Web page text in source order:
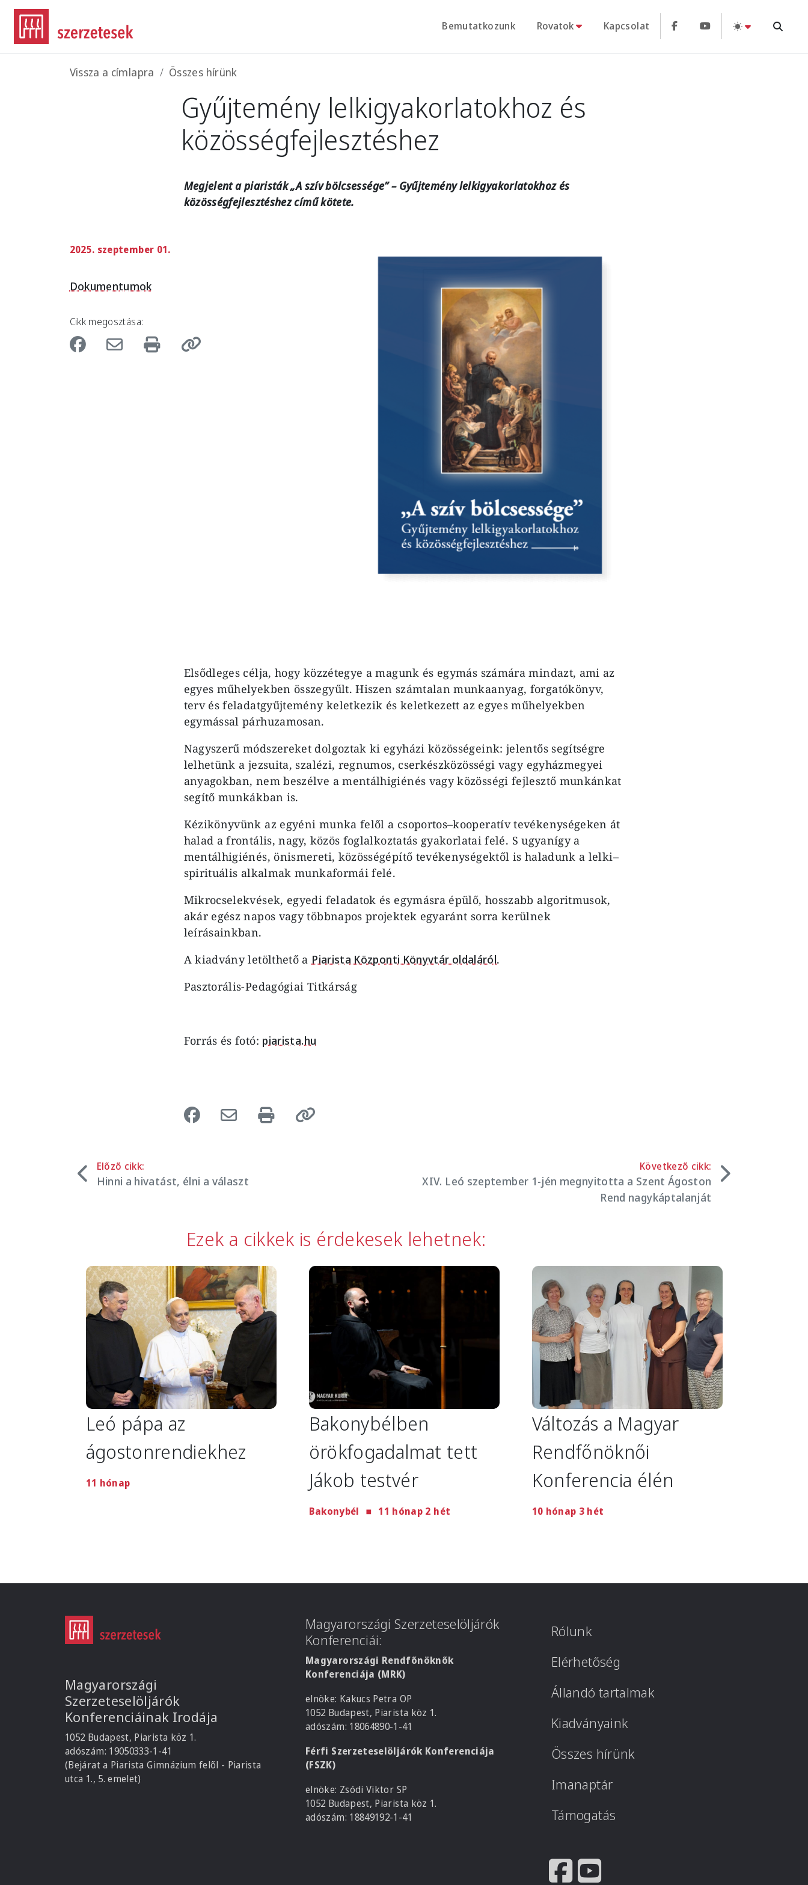
Ugrás a tartalomra
Bemutatkozunk Rovatok Kapcsolat
Morzsa
Vissza a címlapra Összes hírünk
Gyűjtemény lelkigyakorlatokhoz és
közösségfejlesztéshez
Megjelent a piaristák „A szív bölcsessége” – Gyűjtemény lelkigyakorlatokhoz és
közösségfejlesztéshez című kötete.
2025. szeptember 01.
Dokumentumok
Cikk megosztása:
Elsődleges célja, hogy közzétegye a magunk és egymás számára mindazt, ami az
egyes műhelyekben összegyűlt. Hiszen számtalan munkaanyag, forgatókönyv,
terv és feladatgyűjtemény keletkezik és keletkezett az egyes műhelyekben
egymással párhuzamosan.
Nagyszerű módszereket dolgoztak ki egyházi közösségeink: jelentős segítségre
lelhetünk a jezsuita, szalézi, regnumos, cserkészközösségi vagy egyházmegyei
anyagokban, nem beszélve a mentálhigiénés vagy közösségi fejlesztő munkánkat
segítő munkákban is.
Kézikönyvünk az egyéni munka felől a csoportos–kooperatív tevékenységeken át
halad a frontális, nagy, közös foglalkoztatás gyakorlatai felé. S ugyanígy a
mentálhigiénés, önismereti, közösségépítő tevékenységektől is haladunk a lelki–
spirituális alkalmak munkaformái felé.
Mikrocselekvések, egyedi feladatok és egymásra épülő, hosszabb algoritmusok,
akár egész napos vagy többnapos projektek egyaránt sorra kerülnek
leírásainkban.
A kiadvány letölthető a Piarista Központi Könyvtár oldaláról.
Pasztorális-Pedagógiai Titkárság
Forrás és fotó: piarista.hu
Előző cikk:
Hinni a hivatást, élni a választ
Következő cikk:
XIV. Leó szeptember 1-jén megnyitotta a Szent Ágoston
Rend nagykáptalanját
Ezek a cikkek is érdekesek lehetnek:
Image
Leó pápa az
ágostonrendiekhez
11 hónap
Image
Bakonybélben
örökfogadalmat tett
Jákob testvér
Bakonybél 11 hónap 2 hét
Image
Változás a Magyar
Rendfőnöknői
Konferencia élén
10 hónap 3 hét
Magyarországi
Szerzeteselöljárók
Konferenciáinak Irodája
1052 Budapest, Piarista köz 1.
adószám: 19050333-1-41
(Bejárat a Piarista Gimnázium felől - Piarista
utca 1., 5. emelet)
Magyarországi Szerzeteselöljárók
Konferenciái:
Magyarországi Rendfőnöknők
Konferenciája (MRK)
elnöke: Kakucs Petra OP
1052 Budapest, Piarista köz 1.
adószám: 18064890-1-41
Férfi Szerzeteselöljárók Konferenciája
(FSZK)
elnöke: Zsódi Viktor SP
1052 Budapest, Piarista köz 1.
adószám: 18849192-1-41
Rólunk
Elérhetőség
Állandó tartalmak
Kiadványaink
Összes hírünk
Imanaptár
Támogatás